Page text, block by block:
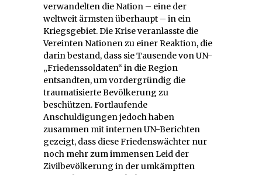
verwandelten die Nation – eine der
weltweit ärmsten überhaupt – in ein
Kriegsgebiet. Die Krise veranlasste die
Vereinten Nationen zu einer Reaktion, die
darin bestand, dass sie Tausende von UN-
„Friedenssoldaten“ in die Region
entsandten, um vordergründig die
traumatisierte Bevölkerung zu
beschützen. Fortlaufende
Anschuldigungen jedoch haben
zusammen mit internen UN-Berichten
gezeigt, dass diese Friedenswächter nur
noch mehr zum immensen Leid der
Zivilbevölkerung in der umkämpften